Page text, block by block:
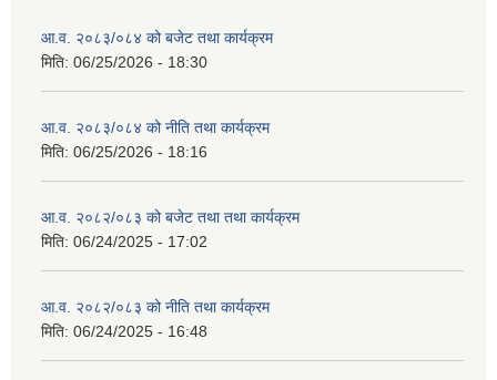
आ.व. २०८३/०८४ को बजेट तथा कार्यक्रम
मिति: 06/25/2026 - 18:30
आ.व. २०८३/०८४ को नीति तथा कार्यक्रम
मिति: 06/25/2026 - 18:16
आ.व. २०८२/०८३ को बजेट तथा तथा कार्यक्रम
मिति: 06/24/2025 - 17:02
आ.व. २०८२/०८३ को नीति तथा कार्यक्रम
मिति: 06/24/2025 - 16:48